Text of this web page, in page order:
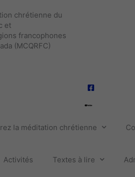
chrétienne du
et
francophones
(MCQRFC)
la méditation chrétienne
Activités Textes à lire